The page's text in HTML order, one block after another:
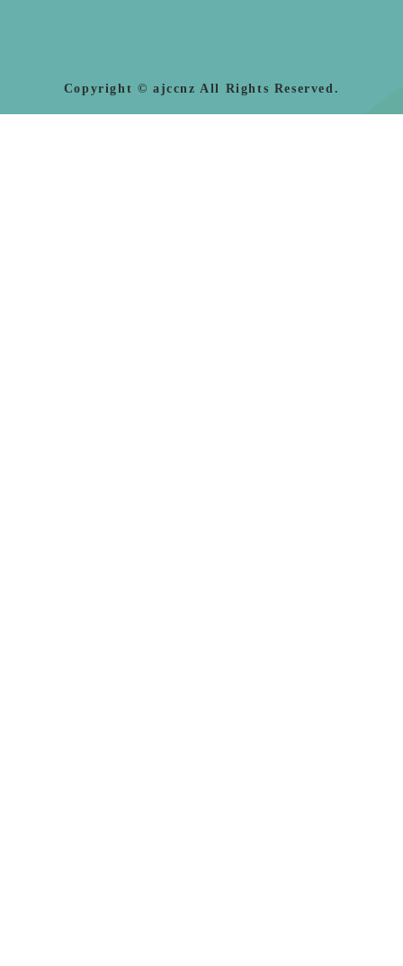
Copyright © ajccnz All Rights Reserved.